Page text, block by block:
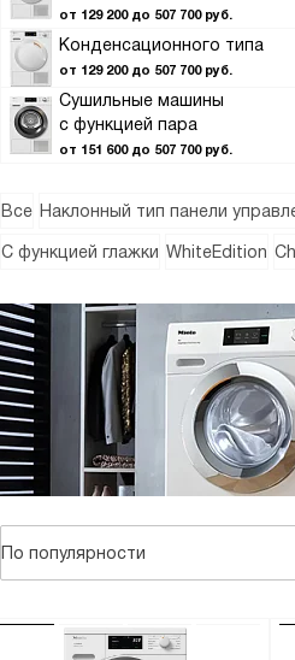
от 129 200 до 507 700 руб.
Конденсационного типа
от 129 200 до 507 700 руб.
Сушильные машины
с функцией пара
от 151 600 до 507 700 руб.
Все Наклонный тип панели
С функцией глажки WhiteEdition
По популярности